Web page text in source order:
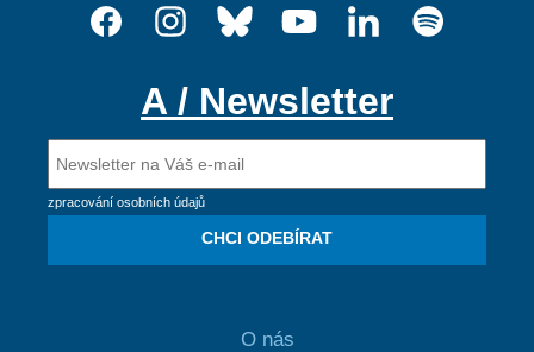
A / Newsletter
zpracování osobních údajů
CHCI ODEBÍRAT
O nás